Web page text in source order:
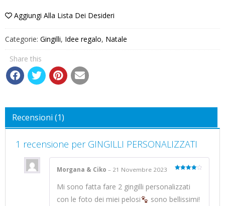
Aggiungi Alla Lista Dei Desideri
Categorie: Gingilli, Idee regalo, Natale
Share this
Recensioni (1)
1 recensione per GINGILLI PERSONALIZZATI
Morgana & Ciko – 21 Novembre 2023
Mi sono fatta fare 2 gingilli personalizzati
con le foto dei miei pelosi
sono bellissimi!